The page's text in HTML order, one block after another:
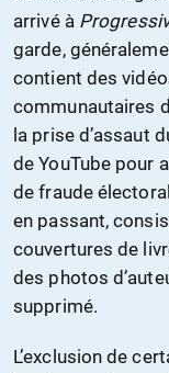
arrivé à
garde,
contient des
communautaires
la prise d’assaut
de YouTube pour
de fraude
en passant,
couvertures de
des photos
supprimé.
L’exclusion de